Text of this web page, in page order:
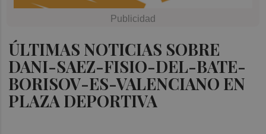
ÚLTIMAS NOTICIAS SOBRE
DANI-SAEZ-FISIO-DEL-BATE-
BORISOV-ES-VALENCIANO EN
PLAZA DEPORTIVA